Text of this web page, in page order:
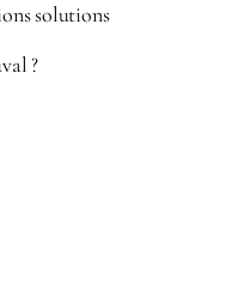
solutions
?